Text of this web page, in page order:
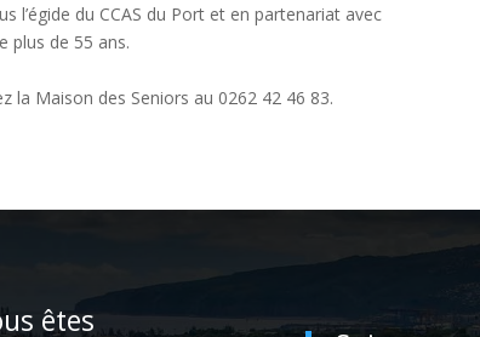
l’égide du CCAS du Port et en partenariat avec
plus de 55 ans.
la Maison des Seniors au 0262 42 46 83.
êtes